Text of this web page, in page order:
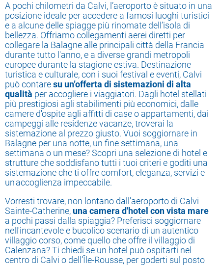
A pochi chilometri da Calvi, l’aeroporto è situato in una
posizione ideale per accedere a famosi luoghi turistici
e a alcune delle spiagge più rinomate dell’isola di
bellezza. Offriamo collegamenti aerei diretti per
collegare la Balagne alle principali città della Francia
durante tutto l'anno, e a diverse grandi metropoli
europee durante la stagione estiva. Destinazione
turistica e culturale, con i suoi festival e eventi, Calvi
può contaresu un’offerta di sistemazioni di alta
qualità per accogliere i viaggiatori. Dagli hotel stellati
più prestigiosi agli stabilimenti più economici, dalle
camere d'ospite agli affitti di case o appartamenti, dai
campeggi alle residenze vacanze, troverai la
sistemazione al prezzo giusto. Vuoi soggiornare in
Balagne per una notte, un fine settimana, una
settimana o un mese? Scopri una selezione di hotel e
strutture che soddisfano tutti i tuoi criteri e goditi una
sistemazione che ti offre comfort, eleganza, servizi e
un'accoglienza impeccabile.
Vorresti trovare, non lontano dall'aeroporto di Calvi
Sainte-Catherine, una camera d'hotel con vista mare
a pochi passi dalla spiaggia? Preferisci soggiornare
nell'incantevole e bucolico scenario di un autentico
villaggio corso, come quello che offre il villaggio di
Calenzana? Ti chiedi se un hotel può ospitarti nel
centro di Calvi o dell’Île-Rousse, per goderti sul posto